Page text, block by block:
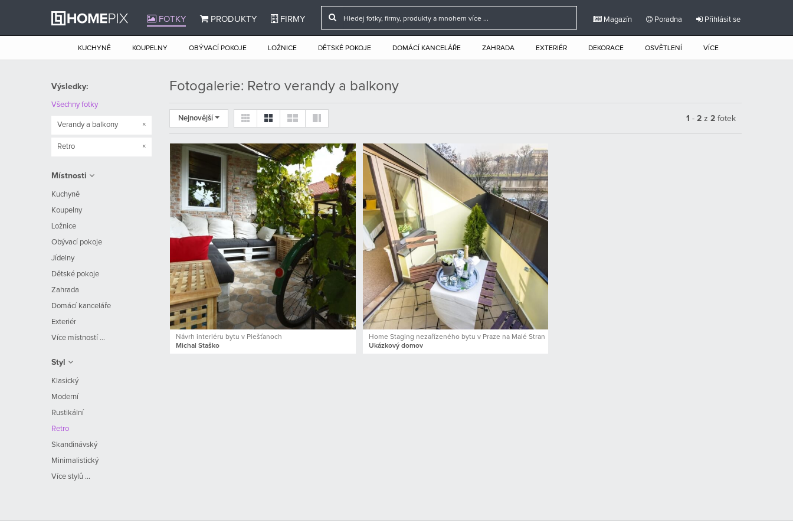
FOTKY PRODUKTY FIRMY Magazín Poradna Přihlásit se
KUCHYNĚ KOUPELNY OBÝVACÍ POKOJE LOŽNICE DĚTSKÉ POKOJE DOMÁCÍ KANCELÁŘE ZAHRADA EXTERIÉR DEKORACE OSVĚTLENÍ VÍCE
Výsledky:
Všechny fotky
Verandy a balkony ×
Retro ×
Místnosti
Kuchyně
Koupelny
Ložnice
Obývací pokoje
Jídelny
Dětské pokoje
Zahrada
Domácí kanceláře
Exteriér
Více místností ...
Styl
Klasický
Moderní
Rustikální
Retro
Skandinávský
Minimalistický
Více stylů ...
Fotogalerie: Retro verandy a balkony
Nejnovější 1 - 2 z 2 fotek
Návrh interiéru bytu v Piešťanoch
Michal Staško
Home Staging nezařízeného bytu v Praze na Malé Straně
Ukázkový domov